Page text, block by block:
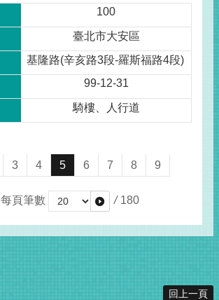
100
臺北市大安區
基隆路(辛亥路3段-羅斯福路4段)
99-12-31
騎樓、人行道
3 4 5 6 7 8 9
每頁筆數 / 180
回上一頁